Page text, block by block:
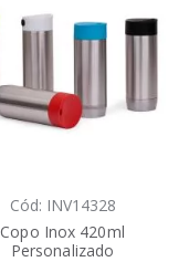
Cód: INV14328
Copo Inox 420ml
Personalizado